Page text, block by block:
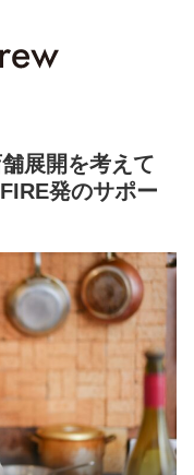
展開を考えて
発のサポー